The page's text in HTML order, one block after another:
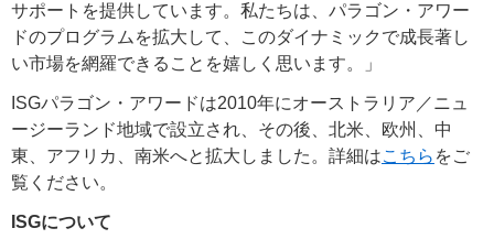
サポートを提供しています。私たちは、パラゴン・アワー
ドのプログラムを拡大して、このダイナミックで成長著し
い市場を網羅できることを嬉しく思います。」
ISGパラゴン・アワードは2010年にオーストラリア／ニュ
ージーランド地域で設立され、その後、北米、欧州、中
東、アフリカ、南米へと拡大しました。詳細はこちら をご
覧ください。
ISGについて